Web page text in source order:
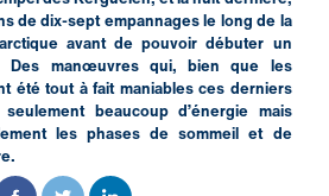
de dix-sept empannages le long de la
avant de pouvoir débuter un
Des manœuvres qui, bien que les
été tout à fait maniables ces derniers
beaucoup d’énergie mais
les phases de sommeil et de